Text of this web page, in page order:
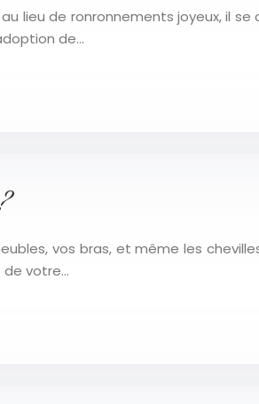
lieu de ronronnements joyeux, il
de…
vos bras, et même les
votre…